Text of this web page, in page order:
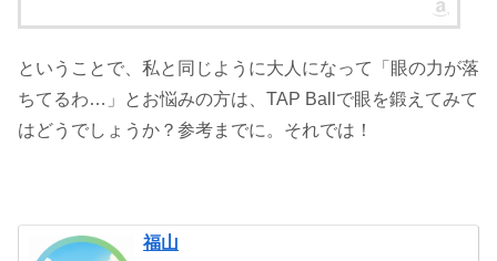
ということで、私と同じように大人になって「眼の力が落
ちてるわ…」とお悩みの方は、TAP Ballで眼を鍛えてみて
はどうでしょうか？参考までに。それでは！
福山